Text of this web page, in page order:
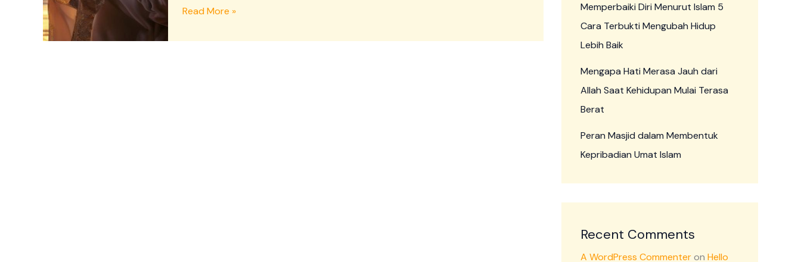
Read More »
Memperbaiki Diri Menurut Islam 5
Cara Terbukti Mengubah Hidup
Lebih Baik
Mengapa Hati Merasa Jauh dari
Allah Saat Kehidupan Mulai Terasa
Berat
Peran Masjid dalam Membentuk
Kepribadian Umat Islam
Recent Comments
A WordPress Commenteron Hello